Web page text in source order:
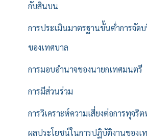
กับสินบน
การประเมินมาตรฐานขั้นต่ำการจัด
ของเทศบาล
การมอบอำนาจของนายกเทศมนตรี
การมีส่วนร่วม
การวิเคราะห์ความเสี่ยงต่อการทุจริ
ผลประโยชน์ในการปฏิบัติงานของเ